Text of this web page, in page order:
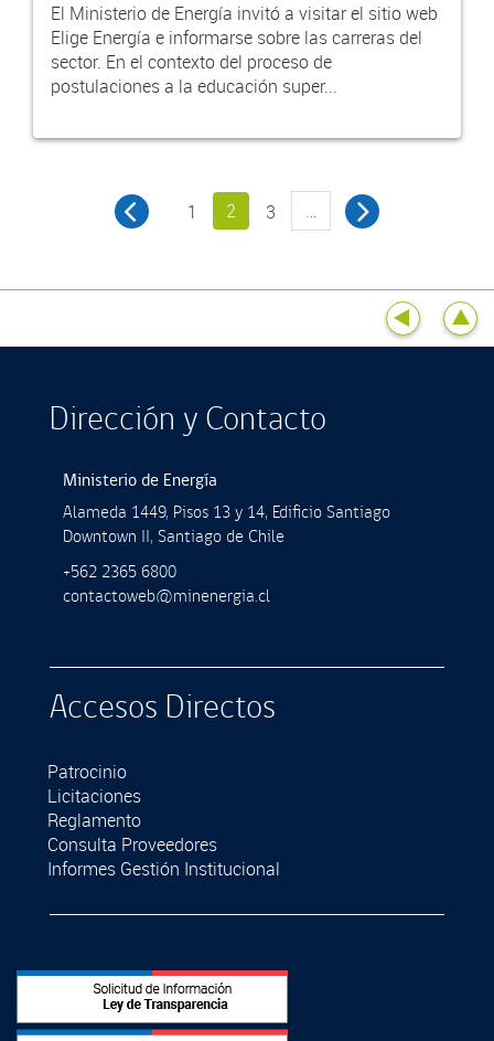
El Ministerio de Energía invitó a visitar el sitio web
Elige Energía e informarse sobre las carreras del
sector. En el contexto del proceso de
postulaciones a la educación super...
1 2 3 …
Dirección y Contacto
Ministerio de Energía
Alameda 1449, Pisos 13 y 14, Ediﬁcio Santiago
Downtown II, Santiago de Chile
+562 2365 6800
contactoweb@minenergia.cl
Accesos Directos
Patrocinio
Licitaciones
Reglamento
Consulta Proveedores
Informes Gestión Institucional